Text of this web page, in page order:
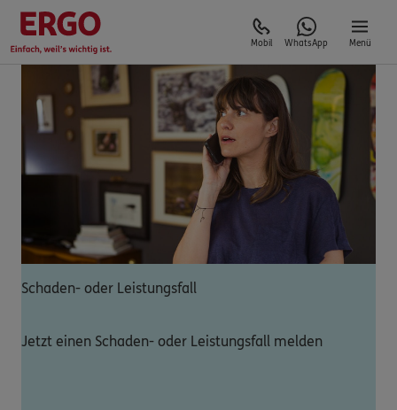
Mobil WhatsApp Menü
Schaden- oder Leistungsfall
Jetzt einen Schaden- oder Leistungsfall melden